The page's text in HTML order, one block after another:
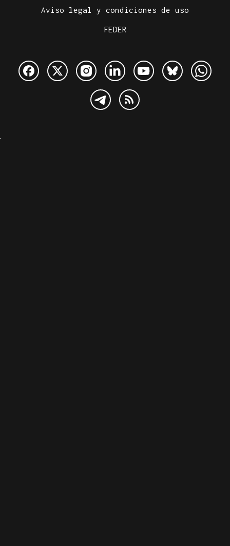
Aviso legal y condiciones de uso
FEDER